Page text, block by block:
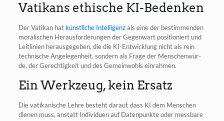
Vatikans ethische KI-Bedenken
Der Vati­kan hat künst­li­che Intel­li­genzals eine der bestim­men­den
mora­li­schen Her­aus­for­de­run­gen der Gegen­wart posi­tio­niert und
Leit­li­ni­en her­aus­ge­ge­ben, die die KI-Ent­wick­lung nicht als rein
tech­ni­sche Ange­le­gen­heit, son­dern als Fra­ge der Men­schen­wür­
de, der Gerech­tig­keit und des Gemein­wohls einrahmen.
Ein Werkzeug, kein Ersatz
Die vati­ka­ni­sche Leh­re besteht dar­auf, dass KI dem Men­schen
die­nen muss, anstatt Indi­vi­du­en auf Daten­punk­te oder mess­ba­re